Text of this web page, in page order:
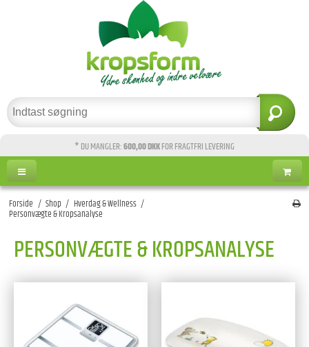
* DU MANGLER:600,00 DKKFOR FRAGTFRI LEVERING
Forside / Shop / Hverdag & Wellness /
Personvægte & Kropsanalyse
PERSONVÆGTE & KROPSANALYSE